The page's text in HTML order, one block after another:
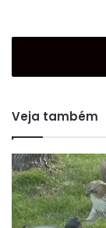
Veja também